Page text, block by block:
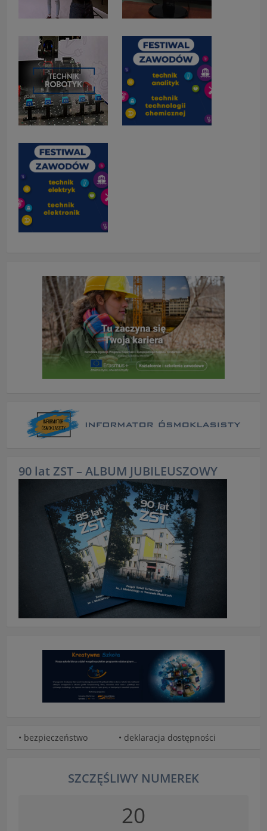
90 lat ZST – ALBUM JUBILEUSZOWY
• bezpieczeństwo • deklaracja dostępności
SZCZĘŚLIWY NUMEREK
20
"Nasza szkoła" > "Bezpieczeństwo"